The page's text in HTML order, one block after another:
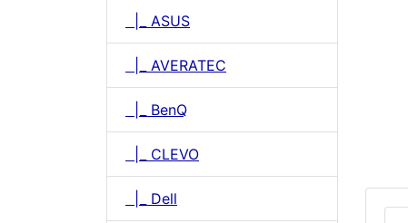
|_ ASUS
|_ AVERATEC
|_ BenQ
|_ CLEVO
|_ Dell